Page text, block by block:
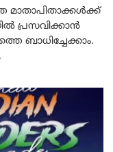
മാതാപിതാക്കൾക്ക്
പ്രസവിക്കാൻ
ബാധിച്ചേക്കാം.